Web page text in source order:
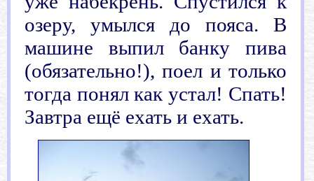
озеру, умылся до пояса. В
машине выпил банку пива
(обязательно!), поел и только
тогда понял как устал! Спать!
Завтра ещё ехать и ехать.